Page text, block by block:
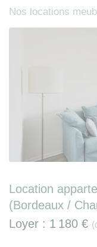
Nos locations
Location
(Bordeaux /
Loyer : 1 180 €